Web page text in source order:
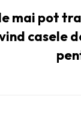
mai pot
casele